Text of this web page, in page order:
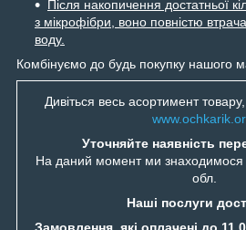
Після накопичення достатньої
з мікрофібри, воно повністю
воду.
Комбінуємо до будь покупку нашого
Дивіться весь асортимент
Уточняйте наявність
На даний момент ми знаходимося
обл.
Наші послуги
Замовлення, які оплачені до